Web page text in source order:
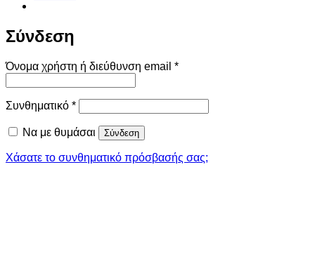
Σύνδεση
Όνομα χρήστη ή διεύθυνση email *Απαιτείται
Συνθηματικό *Απαιτείται
Να με θυμάσαι Σύνδεση
Χάσατε το συνθηματικό πρόσβασής σας;